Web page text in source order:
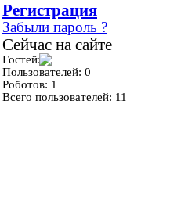
Регистрация
Забыли пароль ?
Сейчас на сайте
Гостей: 1
Пользователей: 0
Роботов: 1
Всего пользователей: 11